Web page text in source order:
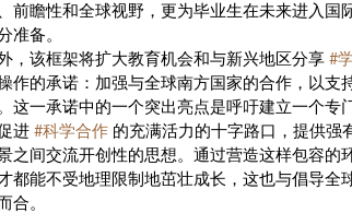
前瞻性和全球视野，更为毕业生在未来进入国
准备。
，该框架将扩大教育机会和与新兴地区分享 #
作的承诺：加强与全球南方国家的合作，以支
这一承诺中的一个突出亮点是呼吁建立一个专
进 #科学合作 的充满活力的十字路口，提供强
之间交流开创性的思想。通过营造这样包容的
都能不受地理限制地茁壮成长，这也与倡导
合。